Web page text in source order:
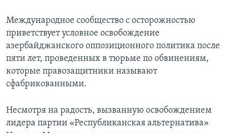
Международное сообщество с осторожностью
приветствует условное освобождение
азербайджанского оппозиционного политика после
пяти лет, проведенных в тюрьме по обвинениям,
которые правозащитники называют
сфабрикованными.
Несмотря на радость, вызванную освобождением
лидера партии «Республиканская альтернатива»